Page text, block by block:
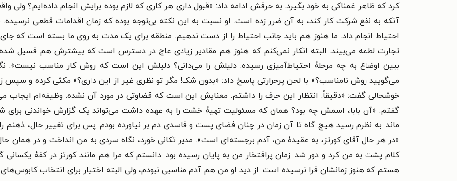
کرد که ظاهر غمناکی به خود بگیرد. به حرفش ادامه داد: «قبول داری هر کاری که لازم بوده برایش انجام داده‌ایم؟ ولی
آنکه به نفع شرکت کار کند، به آن ضرر زده است. او نسبت به این نکته بی‌توجه بوده که زمان اقدامات قطعی
احتیاط انجام داد. ما هنوز هم باید جانب احتیاط را از دست ندهیم. منطقه برای یک مدت به روی ما بسته است که
تجارت لطمه می‌بیند. البته انکار نمی‌کنم که هنوز هم مقادیر زیادی عاج در دسترس است که بیشترش هم فسیل
ببین اوضاع به چه مرحلۀ احتیاط‌آمیزی رسیده. دلیلش را می‌دانی؟ دلیلش این است که روش کار مناسب نیست».
می‌گویید روش نامناسب؟» با لحن پرحرارتی پاسخ داد: «بدون شک! مگر تو نظری غیر از این داری؟» مکثی کرده و سپس
خوشحالی گفت: «دقیقاً. انتظار این حرف را داشتم. معنایش این است که قضاوتی در مورد آن نشده. وظیفه‌ام ایجاب
گفتم: «آن بابا، اسمش چه بود؟ همان که مسئولیت تهیۀ خشت را به عهده داشت می‌تواند یک گزارش خواندنی برای
ماند. به نظرم رسید هیچ گاه تا آن زمان در چنان فضای پست و فاسدی دم بر نیاورده بودم. پس برای تغییر حال، ذهنم
«در هر حال آقای کورتز، به عقیدۀ من، آدم برجسته‌ای است». مدیر تکانی خورد، نگاه سردی به من انداخت و در همان
کلام پشت به من کرد و دور شد. زمان پرافتخار من به پایان رسیده بود. دانستم که مرا هم مانند کورتز در کفۀ
هستم که هنوز زمانشان فرا نرسیده است. از دید او من هم آدم مناسبی نبودم، ولی البته اختیار برای انتخاب